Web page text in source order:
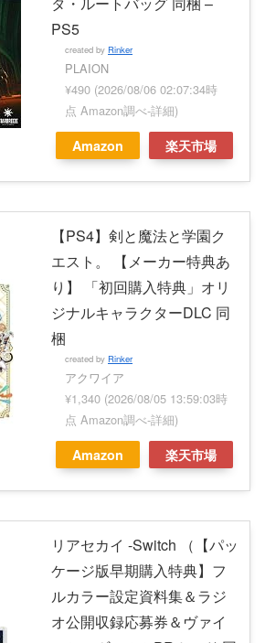
PS5
created by Rinker
PLAION
¥490 (2026/08/06 02:07:34時
点 Amazon調べ-詳細)
Amazon 楽天市場
【PS4】剣と魔法と学園ク
エスト。 【メーカー特典あ
り】 「初回購入特典」オリ
ジナルキャラクターDLC 同
梱
created by Rinker
アクワイア
¥1,340 (2026/08/05 13:59:03時
点 Amazon調べ-詳細)
Amazon 楽天市場
リアセカイ -Switch （【パッ
ケージ版早期購入特典】フ
ルカラー設定資料集＆ラジ
オ公開収録応募券＆ヴァイ